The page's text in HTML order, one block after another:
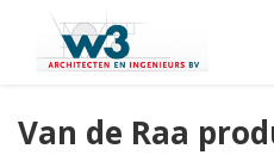
Van de Raa